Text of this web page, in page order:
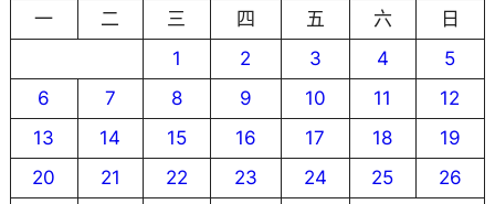
一
二 三 四 五 六
日
1
2 3 4
5
6
7 8 9 10 11
12
13
14 15 16 17 18
19
20
21 22 23 24 25
26